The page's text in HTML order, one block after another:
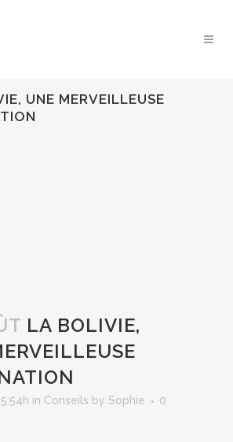
UNE MERVEILLEUSE
LA BOLIVIE,
in Conseils by Sophie
0